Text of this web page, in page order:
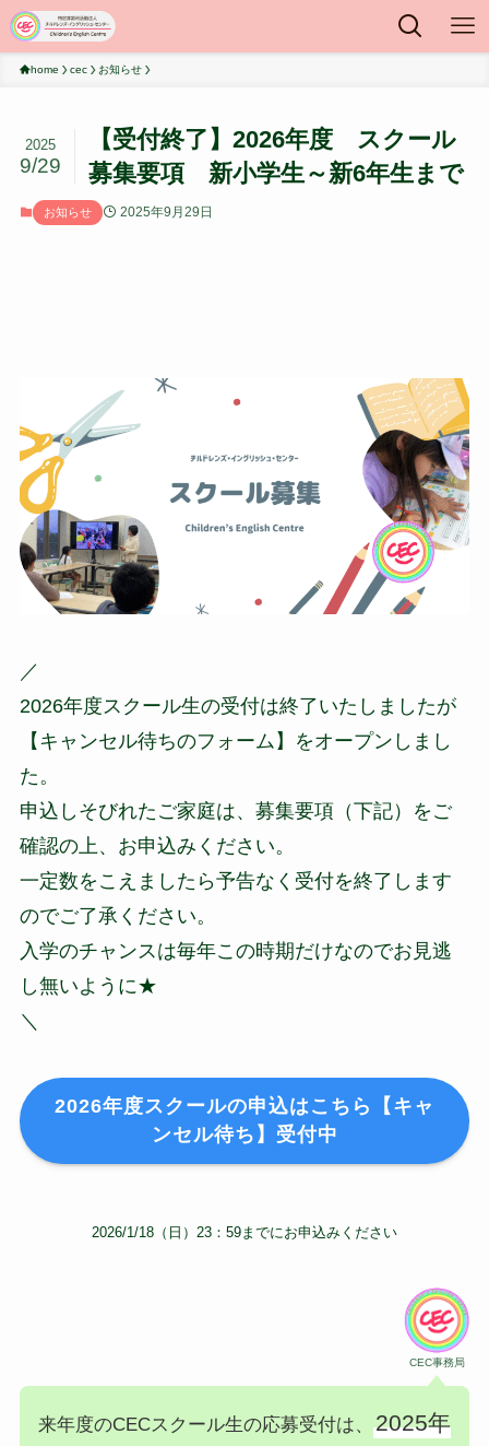
home cec お知らせ
【受付終了】2026年度 スクール
募集要項 新小学生～新6年生まで
2025
9/29
お知らせ 2025年9月29日
／
2026年度スクール生の受付は終了いたしましたが
【キャンセル待ちのフォーム】をオープンしまし
た。
申込しそびれたご家庭は、募集要項（下記）をご
確認の上、お申込みください。
一定数をこえましたら予告なく受付を終了します
のでご了承ください。
入学のチャンスは毎年この時期だけなのでお見逃
し無いように★
＼
2026年度スクールの申込はこちら【キャ
ンセル待ち】受付中
2026/1/18（日）23：59までにお申込みください
CEC事務局
来年度のCECスクール生の応募受付は、
2025年